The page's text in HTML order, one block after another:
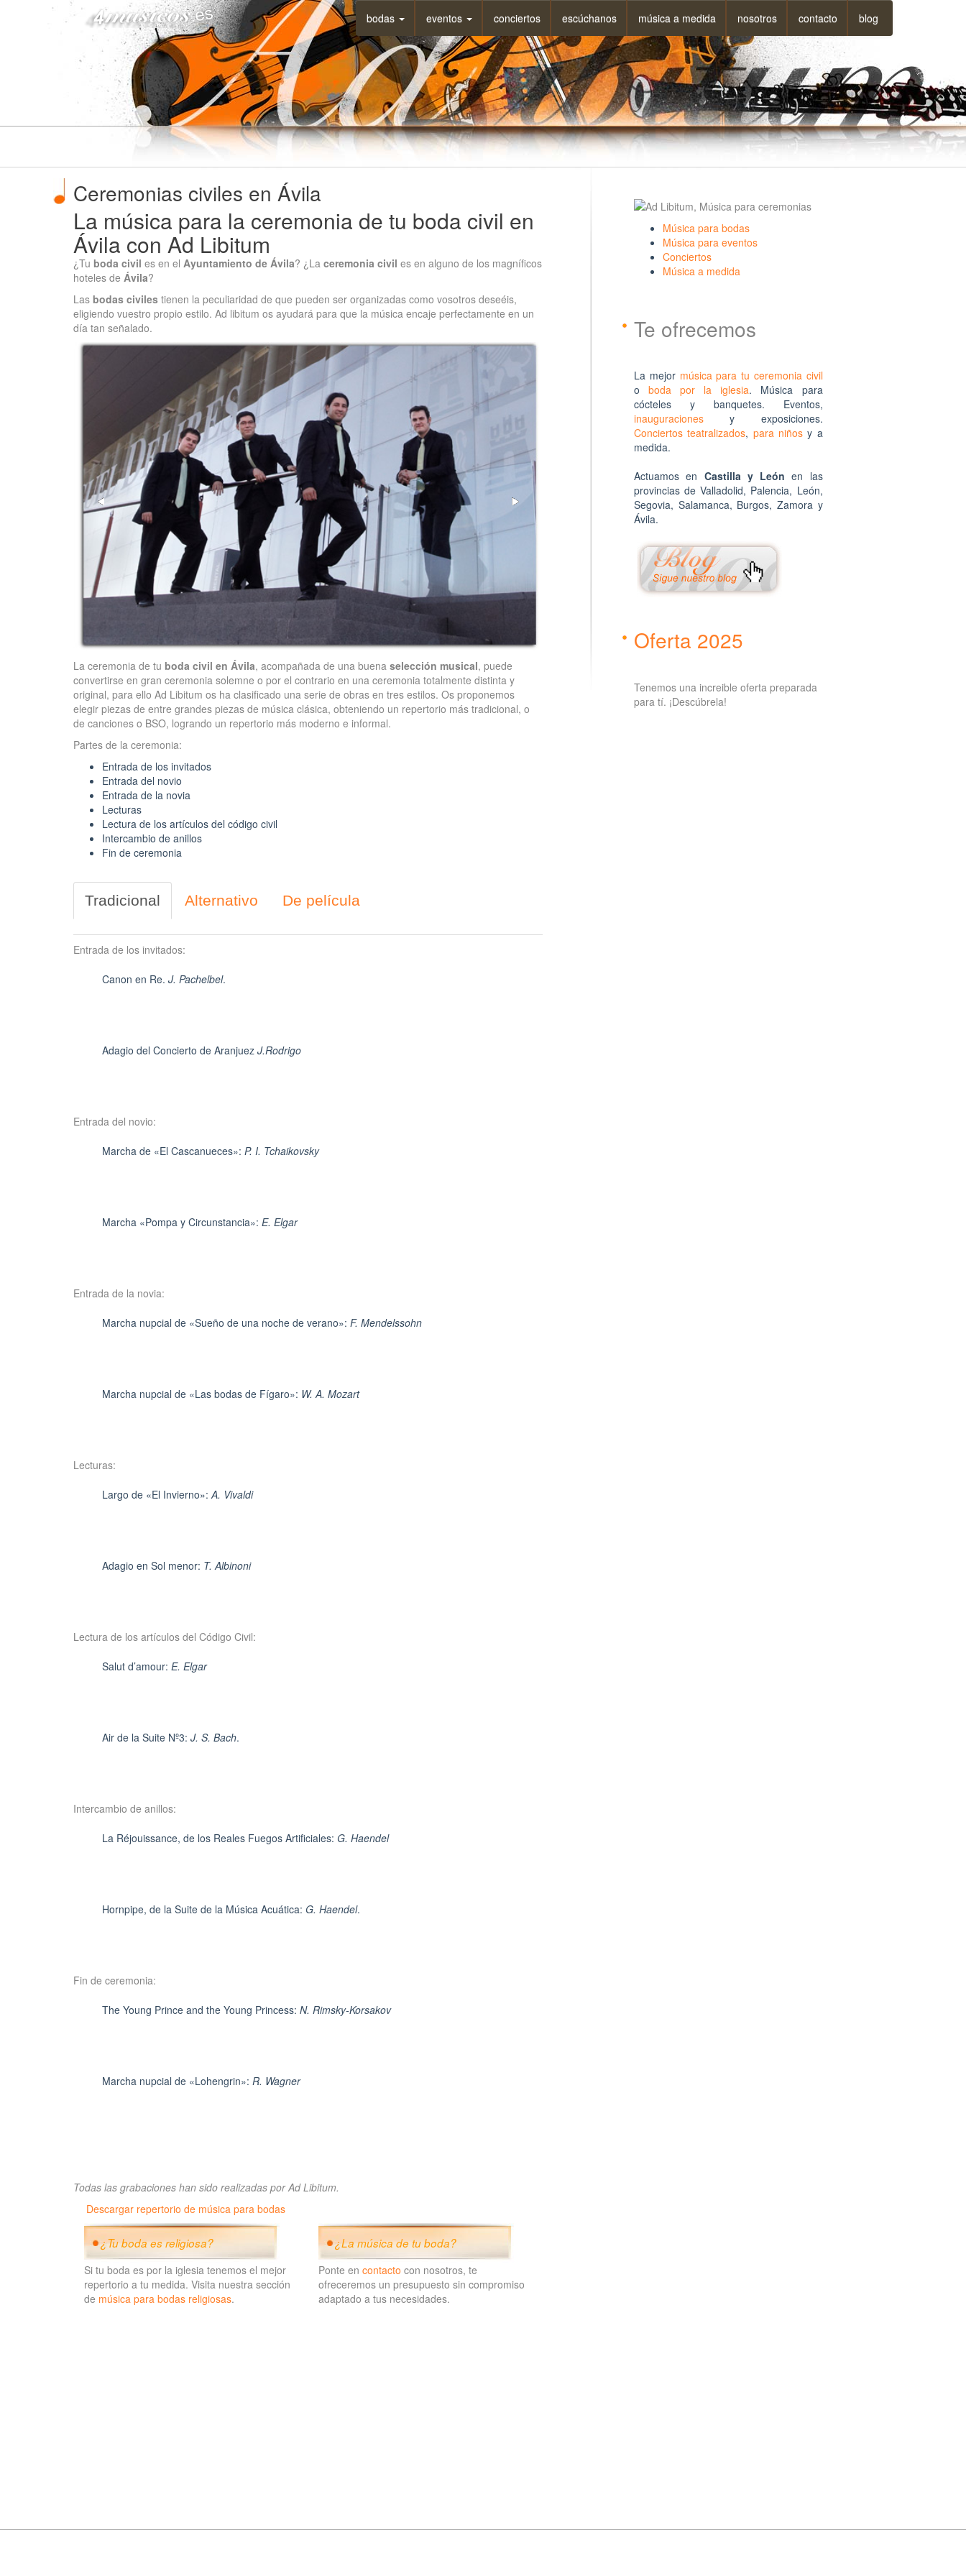
4musicos.es
bodas eventos conciertos escúchanos música a medida nosotros contacto blog
Ceremonias civiles en Ávila
La música para la ceremonia de tu boda civil en
Ávila con Ad Libitum
¿Tu boda civil es en el Ayuntamiento de Ávila? ¿La ceremonia civil es en alguno de los magníficos
hoteles de Ávila?
Las bodas civiles tienen la peculiaridad de que pueden ser organizadas como vosotros deseéis,
eligiendo vuestro propio estilo. Ad libitum os ayudará para que la música encaje perfectamente en un
día tan señalado.
La ceremonia de tu boda civil en Ávila, acompañada de una buena selección musical, puede
convertirse en gran ceremonia solemne o por el contrario en una ceremonia totalmente distinta y
original, para ello Ad Libitum os ha clasificado una serie de obras en tres estilos. Os proponemos
elegir piezas de entre grandes piezas de música clásica, obteniendo un repertorio más tradicional, o
de canciones o BSO, logrando un repertorio más moderno e informal.
Partes de la ceremonia:
Entrada de los invitados
Entrada del novio
Entrada de la novia
Lecturas
Lectura de los artículos del código civil
Intercambio de anillos
Fin de ceremonia
Tradicional Alternativo De película
Entrada de los invitados:
Canon en Re. J. Pachelbel.
Adagio del Concierto de Aranjuez J.Rodrigo
Entrada del novio:
Marcha de «El Cascanueces»: P. I. Tchaikovsky
Marcha «Pompa y Circunstancia»: E. Elgar
Entrada de la novia:
Marcha nupcial de «Sueño de una noche de verano»: F. Mendelssohn
Marcha nupcial de «Las bodas de Fígaro»: W. A. Mozart
Lecturas:
Largo de «El Invierno»:A. Vivaldi
Adagio en Sol menor: T. Albinoni
Lectura de los artículos del Código Civil:
Salut d’amour: E. Elgar
Air de la Suite Nº3: J. S. Bach.
Intercambio de anillos:
La Réjouissance, de los Reales Fuegos Artificiales: G. Haendel
Hornpipe, de la Suite de la Música Acuática: G. Haendel.
Fin de ceremonia:
The Young Prince and the Young Princess: N. Rimsky-Korsakov
Marcha nupcial de «Lohengrin»: R. Wagner
Todas las grabaciones han sido realizadas por Ad Libitum.
Descargar repertorio de música para bodas
¿Tu boda es religiosa?
Si tu boda es por la iglesia tenemos el mejor
repertorio a tu medida. Visita nuestra sección
de música para bodas religiosas.
¿La música de tu boda?
Ponte encontacto con nosotros, te
ofreceremos un presupuesto sin compromiso
adaptado a tus necesidades.
Música para bodas
Música para eventos
Conciertos
Música a medida
Te ofrecemos
La mejor música para tu ceremonia civil
oboda por la iglesia. Música para
cócteles y banquetes. Eventos,
inauguraciones y exposiciones.
Conciertos teatralizados, para niñosy a
medida.
Actuamos en Castilla y León en las
provincias de Valladolid, Palencia, León,
Segovia, Salamanca, Burgos, Zamora y
Ávila.
Oferta 2025
Tenemos una increible oferta preparada
para tí. ¡Descúbrela!